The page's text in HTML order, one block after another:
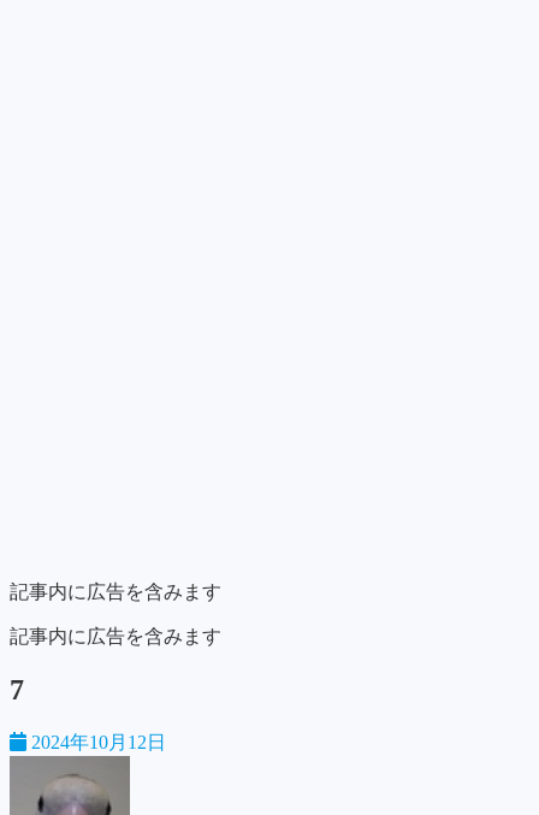
記事内に広告を含みます
記事内に広告を含みます
7
2024年10月12日